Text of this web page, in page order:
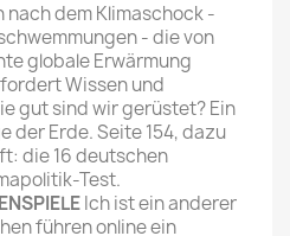
nach dem Klimaschock -
- die von
globale Erwär­mung
Wissen und
gut sind wir ge­rüstet? Ein
der Erde. Seite 154, dazu
die 16 deutschen
Test.
Ich ist ein anderer
führen online ein